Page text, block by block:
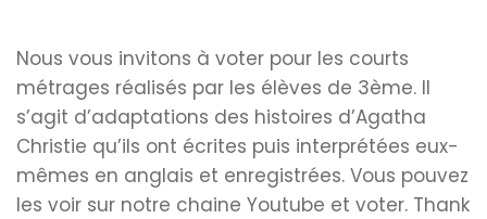
Nous vous invitons à voter ​pour ​les courts
métrages réalisés par les élèves de 3ème. Il
s’agit d’adaptations des histoires d’Agatha
Christie qu’ils ont écrit​es ​puis interprété​es​ eux-​
même​s​ en anglais et enregistrées​. Vous pouvez
les voir sur notre chaine Youtube et voter. Thank